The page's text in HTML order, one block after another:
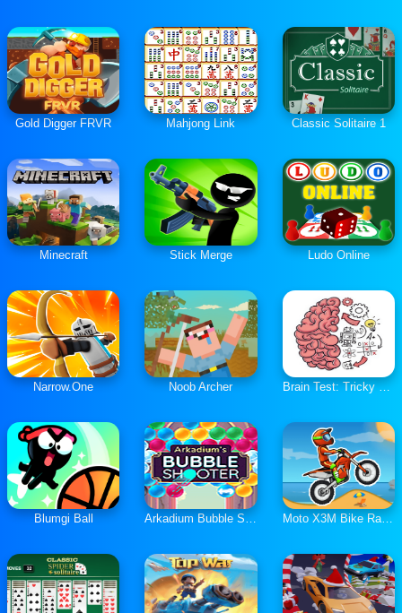
Gold Digger FRVR Mahjong Link Classic Solitaire 1
Minecraft Stick Merge Ludo Online
Narrow.One Noob Archer Brain Test: Tricky Puzzles
Blumgi Ball Arkadium Bubble Shooter Moto X3M Bike Race Game